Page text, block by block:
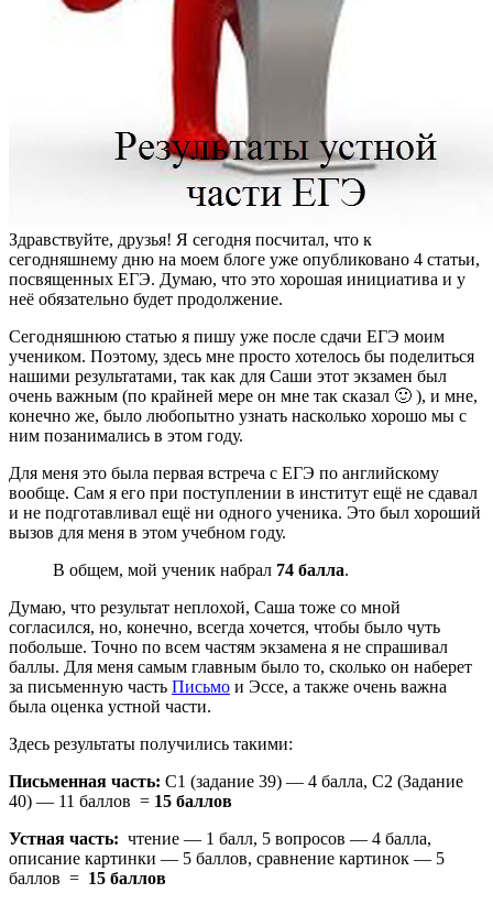
Здравствуйте, друзья! Я сегодня посчитал, что к
сегодняшнему дню на моем блоге уже опубликовано 4 статьи,
посвященных ЕГЭ. Думаю, что это хорошая инициатива и у
неё обязательно будет продолжение.
Сегодняшнюю статью я пишу уже после сдачи ЕГЭ моим
учеником. Поэтому, здесь мне просто хотелось бы поделиться
нашими результатами, так как для Саши этот экзамен был
очень важным (по крайней мере он мне так сказал 🙂 ), и мне,
конечно же, было любопытно узнать насколько хорошо мы с
ним позанимались в этом году.
Для меня это была первая встреча с ЕГЭ по английскому
вообще. Сам я его при поступлении в институт ещё не сдавал
и не подготавливал ещё ни одного ученика. Это был хороший
вызов для меня в этом учебном году.
В общем, мой ученик набрал 74 балла.
Думаю, что результат неплохой, Саша тоже со мной
согласился, но, конечно, всегда хочется, чтобы было чуть
побольше. Точно по всем частям экзамена я не спрашивал
баллы. Для меня самым главным было то, сколько он наберет
за письменную часть Письмо и Эссе, а также очень важна
была оценка устной части.
Здесь результаты получились такими:
Письменная часть: С1 (задание 39) — 4 балла, С2 (Задание
40) — 11 баллов = 15 баллов
Устная часть: чтение — 1 балл, 5 вопросов — 4 балла,
описание картинки — 5 баллов, сравнение картинок — 5
баллов = 15 баллов